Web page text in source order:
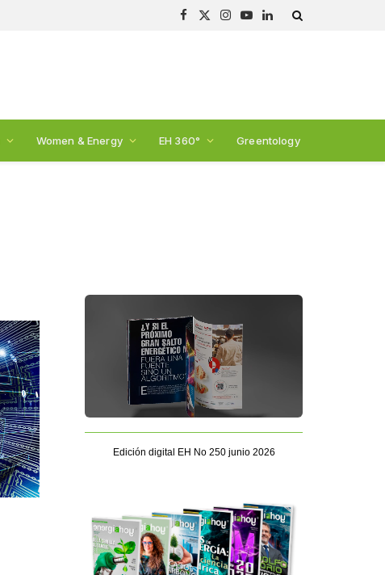
Facebook
X
Instagram
YouTubeLinkedIn
Women & Energy EH 360° Greentology
Edición digital EH No 250 junio 2026